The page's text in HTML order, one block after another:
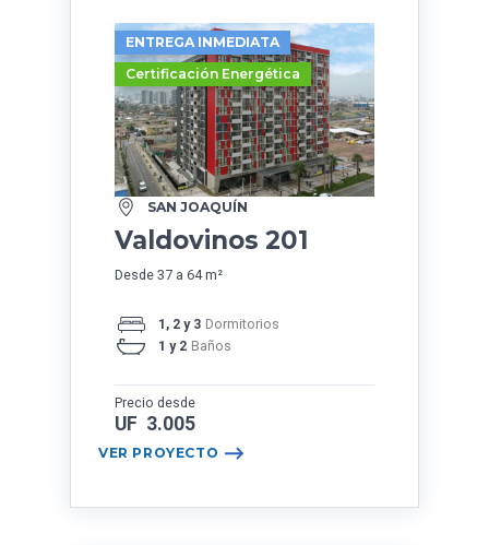
ENTREGA INMEDIATA
Certificación Energética
SAN JOAQUÍN
Valdovinos 201
Desde 37 a 64 m²
1, 2 y 3 Dormitorios
1 y 2 Baños
Precio desde
UF 3.005
VER PROYECTO